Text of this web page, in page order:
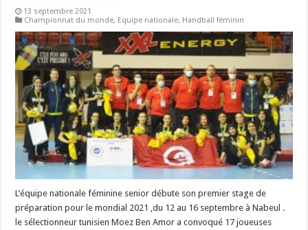
13 septembre 2021
Championnat du monde, Equipe nationale, Handball féminin
L’équipe nationale féminine senior débute son premier stage de
préparation pour le mondial 2021 ,du 12 au 16 septembre à Nabeul .
le sélectionneur tunisien Moez Ben Amor a convoqué 17 joueuses